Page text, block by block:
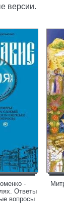
версии.
-
Ответы
вопросы